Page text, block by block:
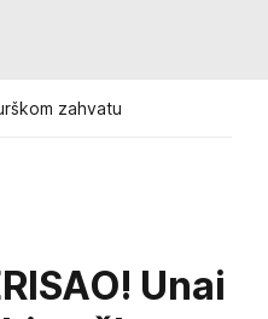
zahvatu
Unai